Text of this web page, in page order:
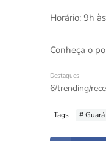
Horário: 9h
Conheça o
Destaques
6/trending/
Tags #